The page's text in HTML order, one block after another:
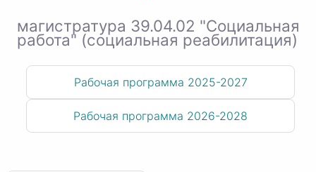
магистратура 39.04.02 "Социальная
работа" (социальная реабилитация)
Рабочая программа 2025-2027
Рабочая программа 2026-2028